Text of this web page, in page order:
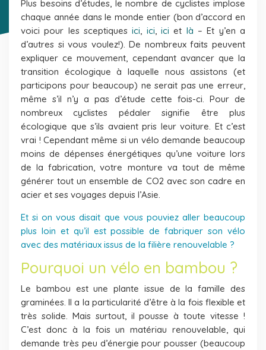
Plus besoins d’études, le nombre de cyclistes implose
chaque année dans le monde entier (bon d’accord en
voici pour les sceptiquesici, ici,ici et là – Et y’en a
d’autres si vous voulez!). De nombreux faits peuvent
expliquer ce mouvement, cependant avancer que la
transition écologique à laquelle nous assistons (et
participons pour beaucoup) ne serait pas une erreur,
même s’il n’y a pas d’étude cette fois-ci. Pour de
nombreux cyclistes pédaler signifie être plus
écologique que s’ils avaient pris leur voiture. Et c’est
vrai ! Cependant même si un vélo demande beaucoup
moins de dépenses énergétiques qu’une voiture lors
de la fabrication, votre monture va tout de même
générer tout un ensemble de CO2 avec son cadre en
acier et ses voyages depuis l’Asie.
Et si on vous disait que vous pouviez aller beaucoup
plus loin et qu’il est possible de fabriquer son vélo
avec des matériaux issus de la filière renouvelable ?
Pourquoi un vélo en bambou ?
Le bambou est une plante issue de la famille des
graminées. Il a la particularité d’être à la fois flexible et
très solide. Mais surtout, il pousse à toute vitesse !
C’est donc à la fois un matériau renouvelable, qui
demande très peu d’énergie pour pousser (beaucoup